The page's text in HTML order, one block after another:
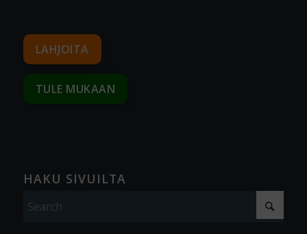
LAHJOITA
TULE MUKAAN
HAKU SIVUILTA